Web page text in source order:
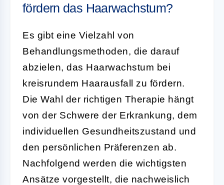
fördern das Haarwachstum?
Es gibt eine Vielzahl von
Behandlungsmethoden, die darauf
abzielen, das Haarwachstum bei
kreisrundem Haarausfall zu fördern.
Die Wahl der richtigen Therapie hängt
von der Schwere der Erkrankung, dem
individuellen Gesundheitszustand und
den persönlichen Präferenzen ab.
Nachfolgend werden die wichtigsten
Ansätze vorgestellt, die nachweislich